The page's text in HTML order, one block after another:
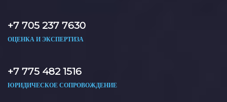
+7 705 237 7630
ОЦЕНКА И ЭКСПЕРТИЗА
+7 775 482 1516
ЮРИДИЧЕСКОЕ СОПРОВОЖДЕНИЕ